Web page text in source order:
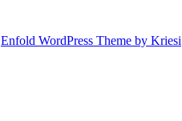
Enfold WordPress Theme by Kriesi